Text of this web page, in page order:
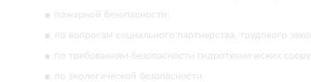
пожарной безопасности;
по вопросам социального партнерства, трудового
по требованиям безопасности гидротехнических
по экологической безопасности;